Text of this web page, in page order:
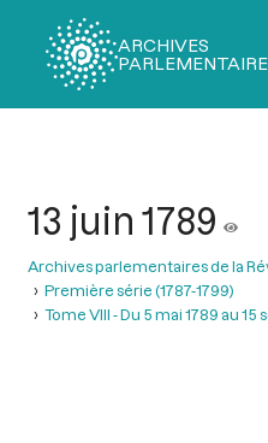
ARCHIVES
13 juin 1789
Archives parlementaires de la
Première série (1787-1799)
Tome VIII - Du 5 mai 1789 au